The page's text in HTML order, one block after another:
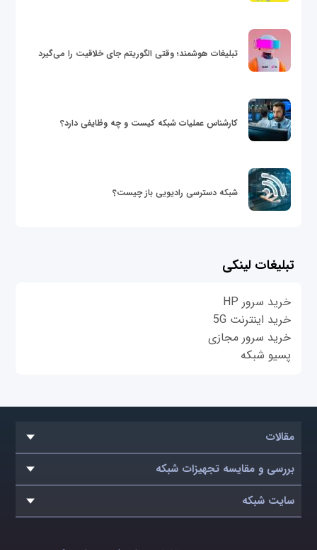
تبلیغات هوشمند؛ وقتی الگوریتم جای خلاقیت را می‌گیرد
کارشناس عملیات شبکه کیست و چه وظایفی دارد؟
شبکه دسترسی رادیویی باز چیست؟
تبلیغات لینکی
خرید سرور HP
خرید اینترنت 5G
خرید سرور مجازی
پسیو شبکه
مقالات
بررسی و مقایسه تجهیزات شبکه
سایت شبکه